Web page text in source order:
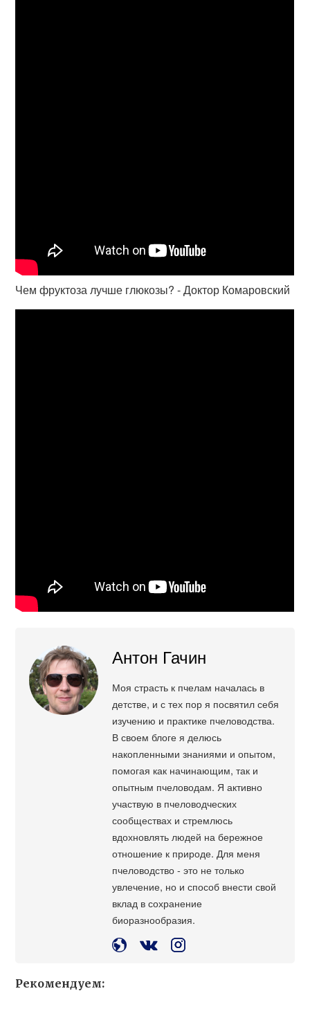
Чем фруктоза лучше глюкозы? - Доктор Комаровский
Антон Гачин
Моя страсть к пчелам началась в
детстве, и с тех пор я посвятил себя
изучению и практике пчеловодства.
В своем блоге я делюсь
накопленными знаниями и опытом,
помогая как начинающим, так и
опытным пчеловодам. Я активно
участвую в пчеловодческих
сообществах и стремлюсь
вдохновлять людей на бережное
отношение к природе. Для меня
пчеловодство - это не только
увлечение, но и способ внести свой
вклад в сохранение
биоразнообразия.
Рекомендуем: